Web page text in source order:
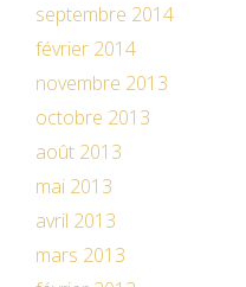
septembre 2014
février 2014
novembre 2013
octobre 2013
août 2013
mai 2013
avril 2013
mars 2013